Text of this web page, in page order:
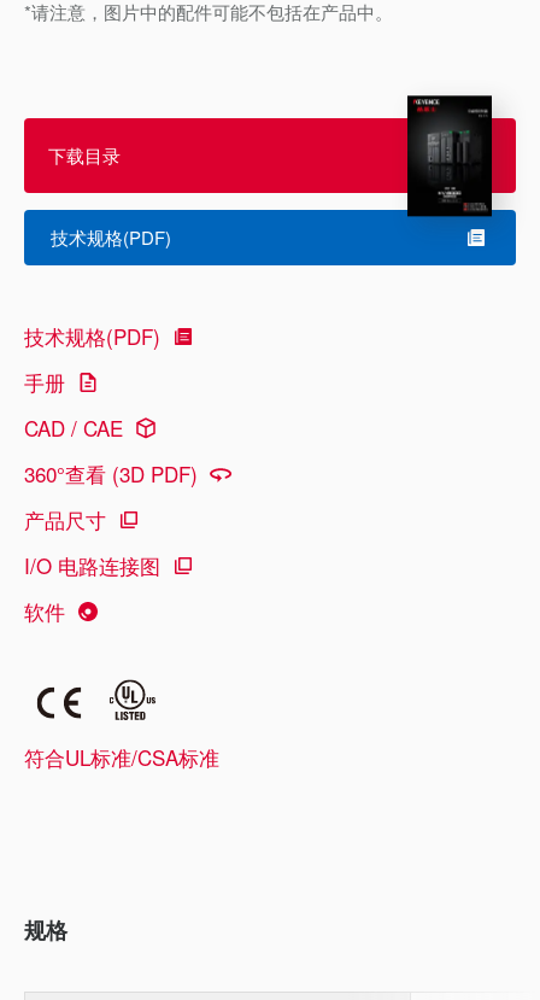
*请注意，图片中的配件可能不包括在产品中。
下载目录
技术规格(PDF)
技术规格(PDF)
手册
CAD / CAE
360°查看 (3D PDF)
产品尺寸
I/O 电路连接图
软件
符合UL标准/CSA标准
规格